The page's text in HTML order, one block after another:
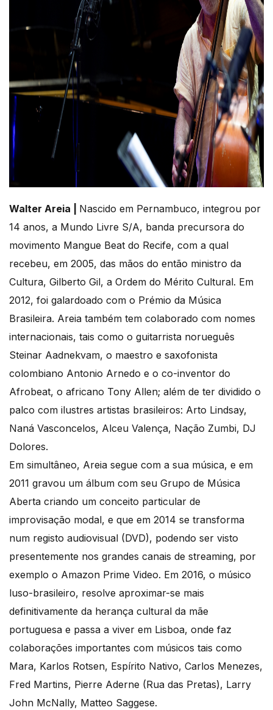
Walter Areia | Nascido em Pernambuco, integrou por
14 anos, a Mundo Livre S/A, banda precursora do
movimento Mangue Beat do Recife, com a qual
recebeu, em 2005, das mãos do então ministro da
Cultura, Gilberto Gil, a Ordem do Mérito Cultural. Em
2012, foi galardoado com o Prémio da Música
Brasileira. Areia também tem colaborado com nomes
internacionais, tais como o guitarrista norueguês
Steinar Aadnekvam, o maestro e saxofonista
colombiano Antonio Arnedo e o co-inventor do
Afrobeat, o africano Tony Allen; além de ter dividido o
palco com ilustres artistas brasileiros: Arto Lindsay,
Naná Vasconcelos, Alceu Valença, Nação Zumbi, DJ
Dolores.
Em simultâneo, Areia segue com a sua música, e em
2011 gravou um álbum com seu Grupo de Música
Aberta criando um conceito particular de
improvisação modal, e que em 2014 se transforma
num registo audiovisual (DVD), podendo ser visto
presentemente nos grandes canais de streaming, por
exemplo o Amazon Prime Video. Em 2016, o músico
luso-brasileiro, resolve aproximar-se mais
definitivamente da herança cultural da mãe
portuguesa e passa a viver em Lisboa, onde faz
colaborações importantes com músicos tais como
Mara, Karlos Rotsen, Espírito Nativo, Carlos Menezes,
Fred Martins, Pierre Aderne (Rua das Pretas), Larry
John McNally, Matteo Saggese.